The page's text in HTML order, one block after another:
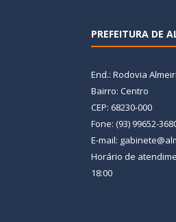
PREFEITURA DE
End.: Rodovia
Bairro: Centro
CEP: 68230-000
Fone: (93) 99652-
E-mail:
Horário de
18:00